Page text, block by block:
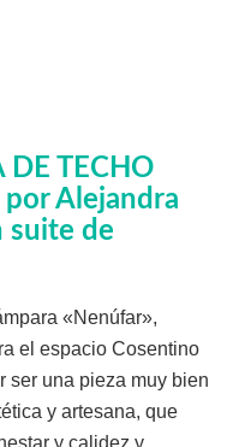
DE TECHO
por Alejandra
suite de
«Nenúfar»,
el espacio Cosentino
ser una pieza muy bien
y artesana, que
y calidez y